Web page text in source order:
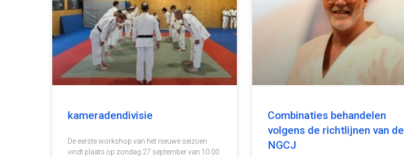
kameradendivisie
De eerste workshop van het nieuwe seizoen
vindt plaats op zondag 27 september van 10.00
Combinaties behandelen
volgens de richtlijnen van de
NGCJ